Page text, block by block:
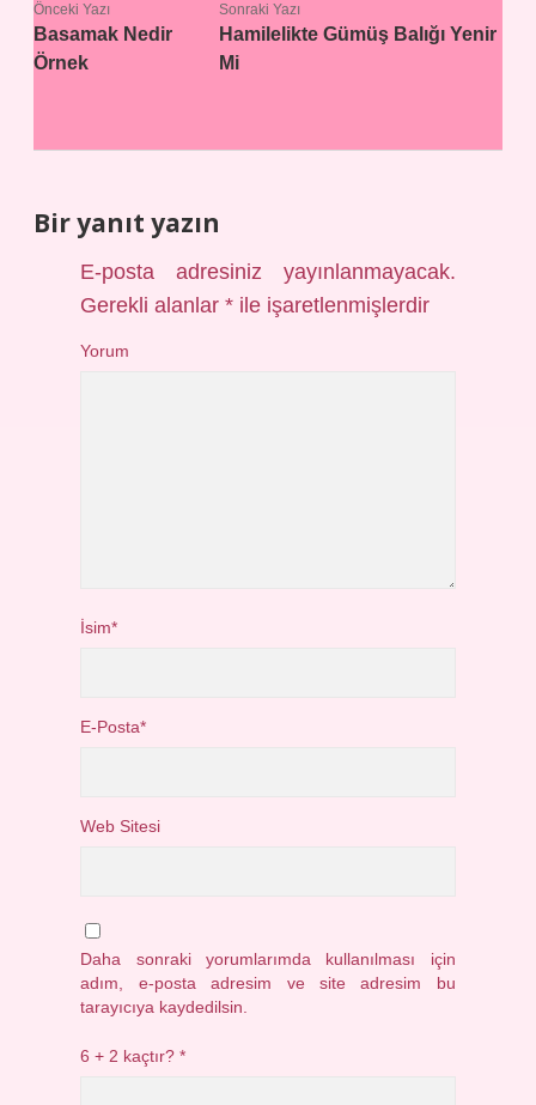
Önceki Yazı
Basamak Nedir
Örnek
Sonraki Yazı
Hamilelikte Gümüş Balığı Yenir
Mi
Bir yanıt yazın
E-posta adresiniz yayınlanmayacak.
Gerekli alanlar* ile işaretlenmişlerdir
Yorum
İsim*
E-Posta*
Web Sitesi
Daha sonraki yorumlarımda kullanılması için
adım, e-posta adresim ve site adresim bu
tarayıcıya kaydedilsin.
6 + 2 kaçtır?*